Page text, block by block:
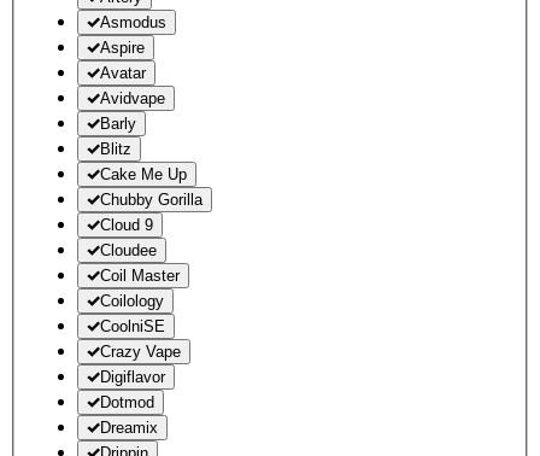
Asmodus
Aspire
Avatar
Avidvape
Barly
Blitz
Cake Me Up
Chubby Gorilla
Cloud 9
Cloudee
Coil Master
Coilology
CoolniSE
Crazy Vape
Digiflavor
Dotmod
Dreamix